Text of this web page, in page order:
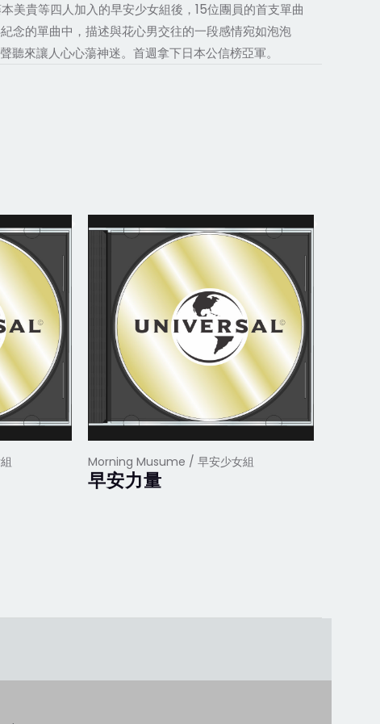
貴等四人加入的早安少女組後，15位團員的首支單曲
念的單曲中，描述與花心男交往的一段感情宛如泡泡
來讓人心心蕩神迷。首週拿下日本公信榜亞軍。
Morning Musume / 早安少女組
早安力量